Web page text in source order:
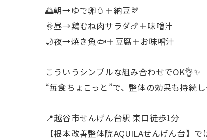
🌅朝→ゆで卵🥚＋納豆🫘
🌞昼→鶏むね肉サラダ🍗＋味噌汁
🌙夜→焼き魚🐟＋豆腐＋お味噌汁
こういうシンプルな組み合わせでOK👌✨
“毎食ちょこっと”で、整体の効果も持続
📍越谷市せんげん台駅 東口徒歩1分
【根本改善整体院AQUILAせんげん台】で